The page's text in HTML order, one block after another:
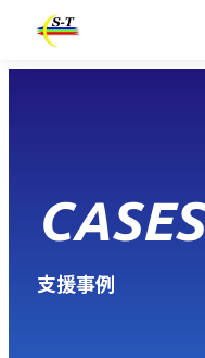
CASES
支援事例